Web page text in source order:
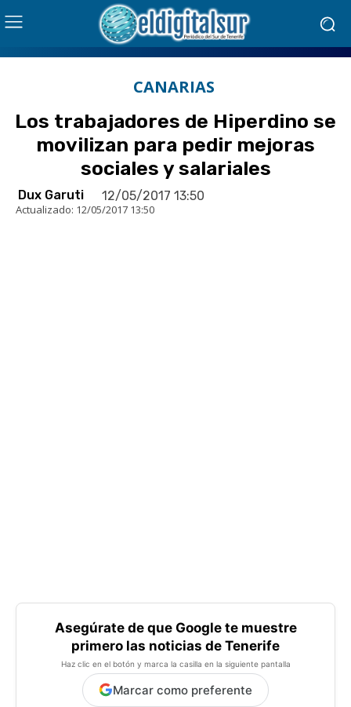
CANARIAS
Los trabajadores de Hiperdino se
movilizan para pedir mejoras
sociales y salariales
Dux Garuti 12/05/2017 13:50
Actualizado: 12/05/2017 13:50
Asegúrate de que Google te muestre
primero las noticias de Tenerife
Haz clic en el botón y marca la casilla en la siguiente pantalla
Marcar como preferente